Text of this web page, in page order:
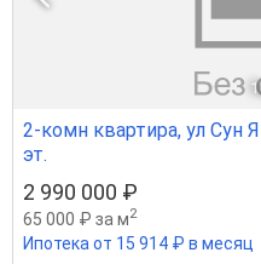
1
2-комн квартира, ул Сун
эт.
2 990 000 ₽
65 000 ₽ за м2
Ипотека от 15 914 ₽ в месяц